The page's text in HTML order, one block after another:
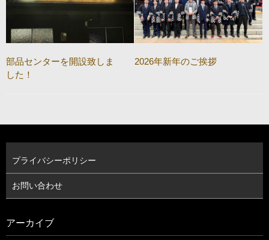
部品センターを開設致しま
した！
2026年新年のご挨拶
プライバシーポリシー
お問い合わせ
アーカイブ